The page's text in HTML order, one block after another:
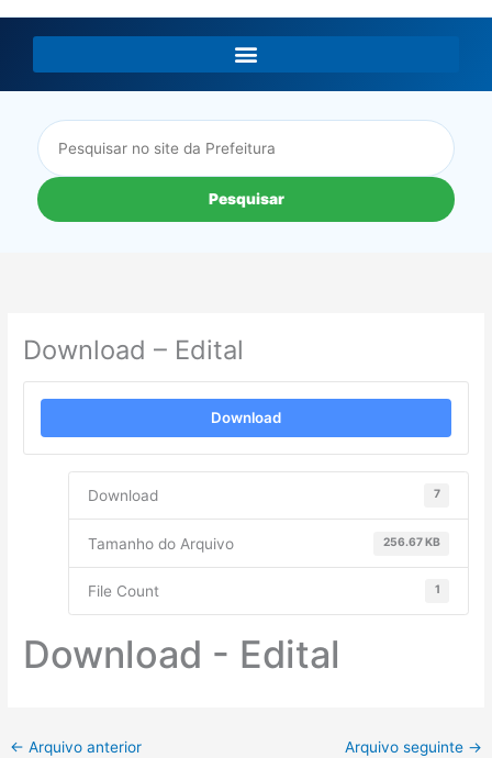
Pesquisar
Download – Edital
Download
Download 7
Tamanho do Arquivo 256.67 KB
File Count 1
Download - Edital
← Arquivo anterior Arquivo seguinte →